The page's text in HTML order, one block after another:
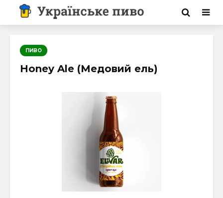
ПИВО
Honey Ale (Медовий ель)